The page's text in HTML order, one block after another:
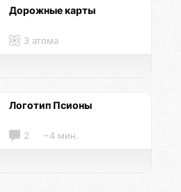
Дорожные карты
3 атома
Логотип Псионы
2 ~4 мин.